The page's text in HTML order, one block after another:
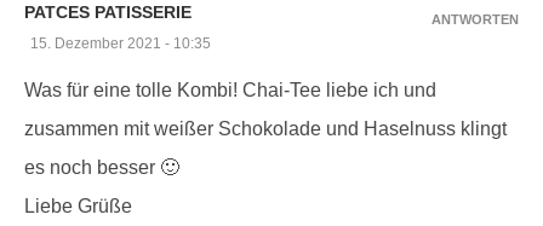
PATCES PATISSERIE
15. Dezember 2021 - 10:35
Was für eine tolle Kombi! Chai-Tee liebe ich und
zusammen mit weißer Schokolade und Haselnuss klingt
es noch besser 🙂
Liebe Grüße
ANTWORTEN